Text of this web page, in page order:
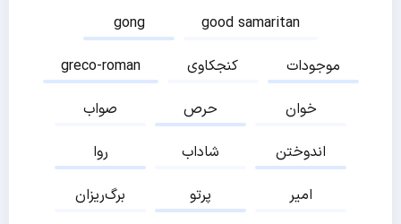
gong
good samaritan
greco-roman
کنجکاوی
موجودات
صواب
حرص
خوان
روا
شاداب
اندوختن
برگ‌ریزان
پرتو
امیر